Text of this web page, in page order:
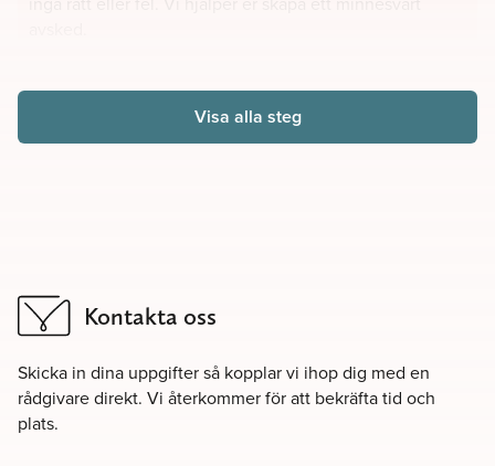
Visa alla steg
Kontakta oss
Skicka in dina uppgifter så kopplar vi ihop dig med en
rådgivare direkt. Vi återkommer för att bekräfta tid och
plats.